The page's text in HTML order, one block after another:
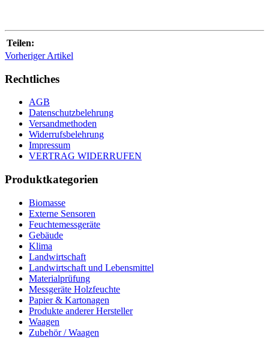
Teilen:
Vorheriger Artikel
Rechtliches
AGB
Datenschutzbelehrung
Versandmethoden
Widerrufsbelehrung
Impressum
VERTRAG WIDERRUFEN
Produktkategorien
Biomasse
Externe Sensoren
Feuchtemessgeräte
Gebäude
Klima
Landwirtschaft
Landwirtschaft und Lebensmittel
Materialprüfung
Messgeräte Holzfeuchte
Papier & Kartonagen
Produkte anderer Hersteller
Waagen
Zubehör / Waagen